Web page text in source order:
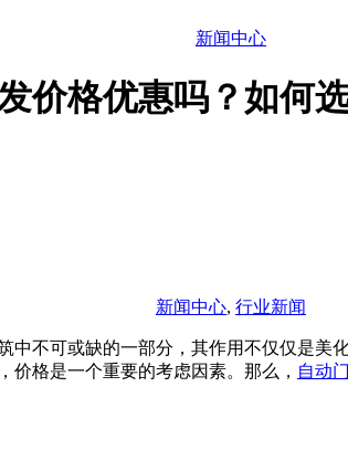
新闻中心
价格优惠吗？如何
新闻中心, 行业新闻
中不可或缺的一部分，其作用不仅仅是美
价格是一个重要的考虑因素。那么， 自动